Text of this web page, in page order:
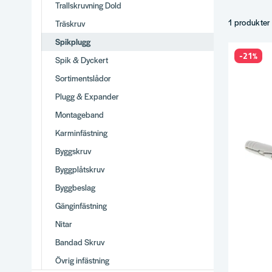
Trallskruvning Dold
Träskruv
Spikplugg
Spik & Dyckert
Sortimentslådor
Plugg & Expander
Montageband
Karminfästning
Byggskruv
Byggplåtskruv
Byggbeslag
Gänginfästning
Nitar
Bandad Skruv
Övrig infästning
Standard
Synligt
Använd
1 produkter
-21%